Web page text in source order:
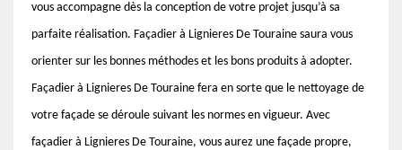
vous accompagne dès la conception de votre projet jusqu’à sa
parfaite réalisation. Façadier à Lignieres De Touraine saura vous
orienter sur les bonnes méthodes et les bons produits à adopter.
Façadier à Lignieres De Touraine fera en sorte que le nettoyage de
votre façade se déroule suivant les normes en vigueur. Avec
façadier à Lignieres De Touraine, vous aurez une façade propre,